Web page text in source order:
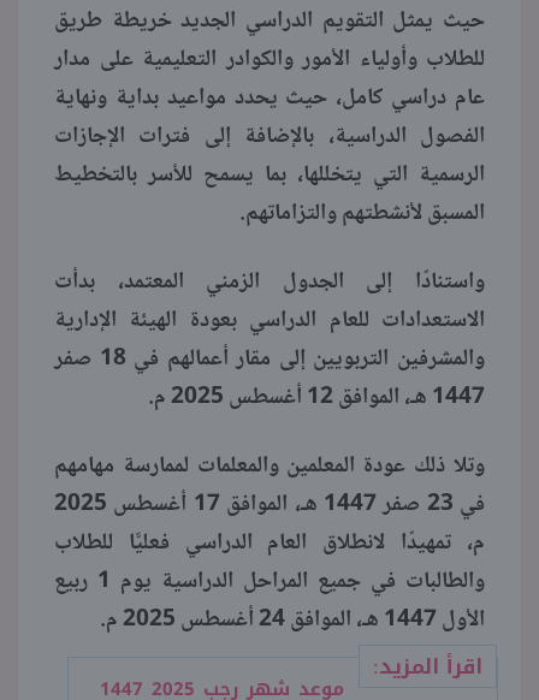
حيث يمثل التقويم الدراسي الجديد خريطة طريق
للطلاب وأولياء الأمور والكوادر التعليمية على مدار
عام دراسي كامل، حيث يحدد مواعيد بداية ونهاية
الفصول الدراسية، بالإضافة إلى فترات الإجازات
الرسمية التي يتخللها، بما يسمح للأسر بالتخطيط
المسبق لأنشطتهم والتزاماتهم.
واستنادًا إلى الجدول الزمني المعتمد، بدأت
الاستعدادات للعام الدراسي بعودة الهيئة الإدارية
والمشرفين التربويين إلى مقار أعمالهم في 18 صفر
1447 هـ، الموافق 12 أغسطس 2025 م.
وتلا ذلك عودة المعلمين والمعلمات لممارسة مهامهم
في 23 صفر 1447 هـ، الموافق 17 أغسطس 2025
م، تمهيدًا لانطلاق العام الدراسي فعليًّا للطلاب
والطالبات في جميع المراحل الدراسية يوم 1 ربيع
الأول 1447 هـ، الموافق 24 أغسطس 2025 م.
اقرأ المزيد:
موعد شهر رجب 2025 1447